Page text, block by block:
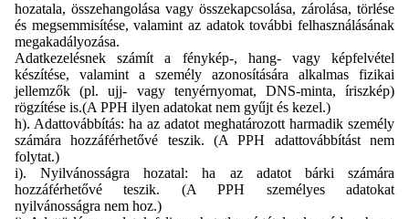
hozatala, összehangolása vagy összekapcsolása, zárolása, törlése
és megsemmisítése, valamint az adatok további felhasználásának
megakadályozása.
Adatkezelésnek számít a fénykép-, hang- vagy képfelvétel
készítése, valamint a személy azonosítására alkalmas fizikai
jellemzők (pl. ujj- vagy tenyérnyomat, DNS-minta, íriszkép)
rögzítése is.(A PPH ilyen adatokat nem gyűjt és kezel.)
h). Adattovábbítás: ha az adatot meghatározott harmadik személy
számára hozzáférhetővé teszik. (A PPH adattovábbítást nem
folytat.)
i). Nyilvánosságra hozatal: ha az adatot bárki számára
hozzáférhetővé teszik. (A PPH személyes adatokat
nyilvánosságra nem hoz.)